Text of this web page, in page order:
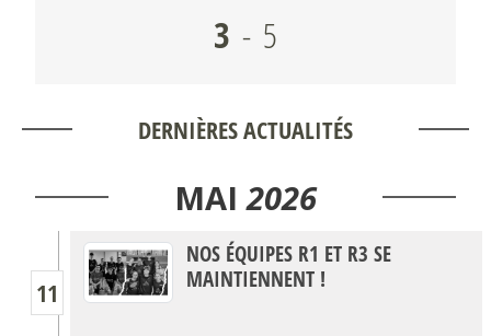
3 - 5
DERNIÈRES ACTUALITÉS
MAI 2026
11
NOS ÉQUIPES R1 ET R3 SE
MAINTIENNENT !